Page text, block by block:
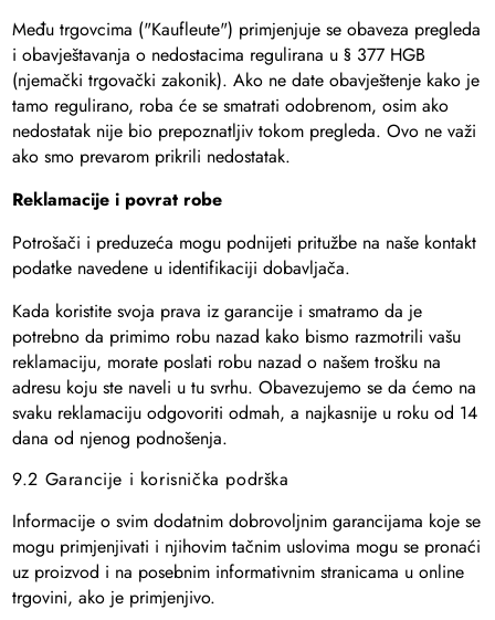
Među trgovcima ("Kaufleute") primjenjuje se obaveza pregleda
i obavještavanja o nedostacima regulirana u § 377 HGB
(njemački trgovački zakonik). Ako ne date obavještenje kako je
tamo regulirano, roba će se smatrati odobrenom, osim ako
nedostatak nije bio prepoznatljiv tokom pregleda. Ovo ne važi
ako smo prevarom prikrili nedostatak.
Reklamacije i povrat robe
Potrošači i preduzeća mogu podnijeti pritužbe na naše kontakt
podatke navedene u identifikaciji dobavljača.
Kada koristite svoja prava iz garancije i smatramo da je
potrebno da primimo robu nazad kako bismo razmotrili vašu
reklamaciju, morate poslati robu nazad o našem trošku na
adresu koju ste naveli u tu svrhu. Obavezujemo se da ćemo na
svaku reklamaciju odgovoriti odmah, a najkasnije u roku od 14
dana od njenog podnošenja.
9.2 Garancije i korisnička podrška
Informacije o svim dodatnim dobrovoljnim garancijama koje se
mogu primjenjivati ​​i njihovim tačnim uslovima mogu se pronaći
uz proizvod i na posebnim informativnim stranicama u online
trgovini, ako je primjenjivo.